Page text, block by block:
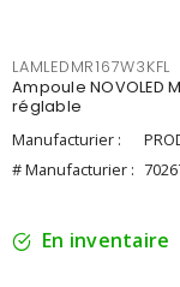
LAMLEDMR167W3KFL
Ampoule NOVOLED
réglable
Manufacturier :
# Manufacturier :
En inventaire